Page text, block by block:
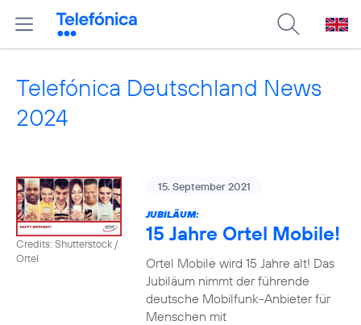
Telefónica Deutschland News
2024
Credits: Shutterstock /
Ortel
15. September 2021
JUBILÄUM:
15 Jahre Ortel Mobile!
Ortel Mobile wird 15 Jahre alt! Das
Jubiläum nimmt der führende
deutsche Mobilfunk-Anbieter für
Menschen mit